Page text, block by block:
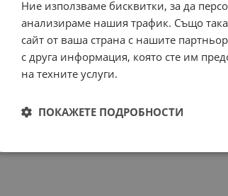
Ние използваме бисквитки, за да
анализираме нашия трафик. Също
сайт от ваша страна с нашите
с друга информация, която сте им
на техните услуги.
ПОКАЖЕТЕ ПОДРОБНОСТИ